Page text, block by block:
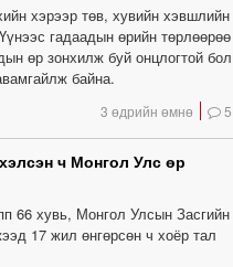
хэрээр төв, хувийн хэвшлийн
гадаадын өрийн төрлөөрөө
өр зонхилж буй онцлогтой бол
байна.
3 өдрийн өмнө 5
ч Монгол Улс өр
66 хувь, Монгол Улсын Засгийн
17 жил өнгөрсөн ч хоёр тал